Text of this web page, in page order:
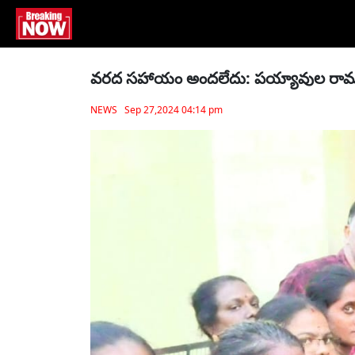
వరద సహాయం అందలేదు: పయ్యావుల
NEWS Sep 27,2024 04:14 pm